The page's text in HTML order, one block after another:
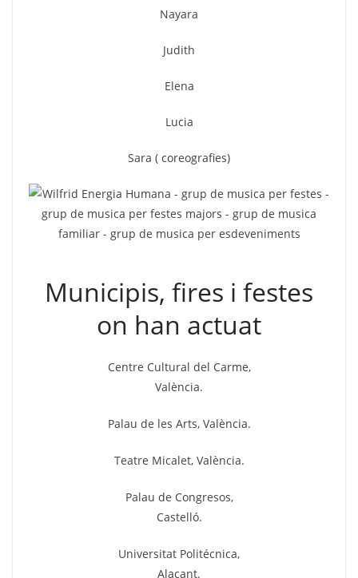
Nayara
Judith
Elena
Lucia
Sara ( coreografies)
Municipis, fires i festes
on han actuat
Centre Cultural del Carme,
València.
Palau de les Arts, València.
Teatre Micalet, València.
Palau de Congresos,
Castelló.
Universitat Politécnica,
Alacant.